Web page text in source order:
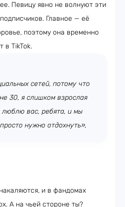
Певицу явно не волнуют эти
Главное — её
поэтому она временно
в TikTok.
сетей, потому что
30, я слишком взрослая
люблю вас, ребята, и мы
нужно отдохнуть»,
и в фандомах
А на чьей стороне ты?